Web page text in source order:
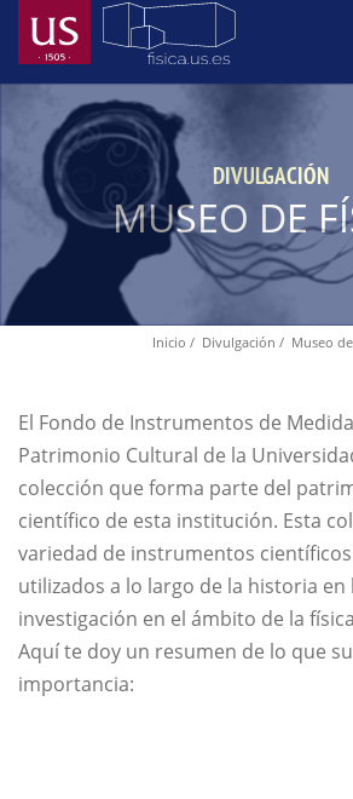
Pasar
contenido
principal
Menú
Principal
DIVULGACIÓN
MUSEO DE
navegación
Inicio Divulgación Museo
El Fondo de Instrumentos de
Patrimonio Cultural de la
colección que forma parte del
científico de esta institución. Esta
variedad de instrumentos
utilizados a lo largo de la historia en
investigación en el ámbito de la
Aquí te doy un resumen de lo que
importancia: